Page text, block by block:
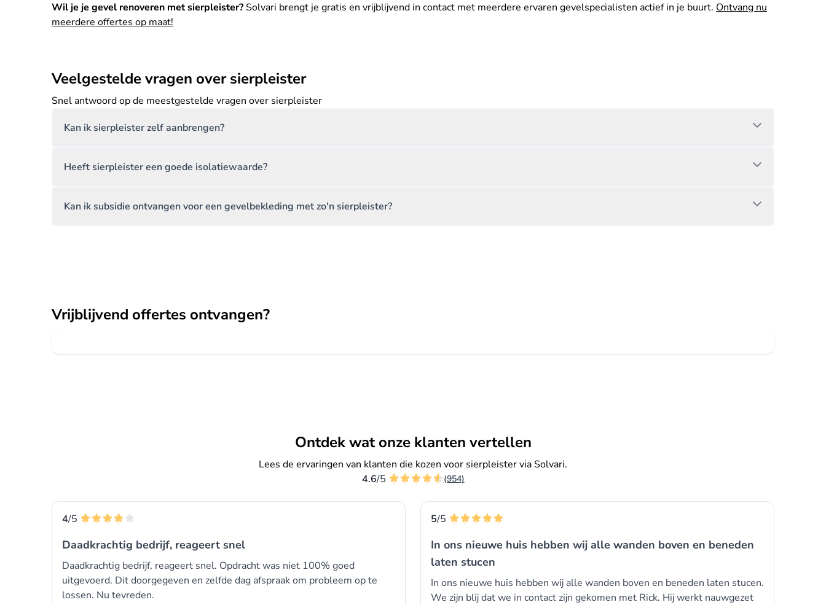
Wil je je gevel renoveren met sierpleister? Solvari brengt je gratis en vrijblijvend in contact met meerdere ervaren gevelspecialisten actief in je buurt. Ontvang nu
meerdere offertes op maat!
Veelgestelde vragen over sierpleister
Snel antwoord op de meestgestelde vragen over sierpleister
Kan ik sierpleister zelf aanbrengen?
Heeft sierpleister een goede isolatiewaarde?
Kan ik subsidie ontvangen voor een gevelbekleding met zo'n sierpleister?
Vrijblijvend offertes ontvangen?
Ontdek wat onze klanten vertellen
Lees de ervaringen van klanten die kozen voor sierpleister via Solvari.
4.6/5 (954)
4/5
Daadkrachtig bedrijf, reageert snel
Daadkrachtig bedrijf, reageert snel. Opdracht was niet 100% goed
uitgevoerd. Dit doorgegeven en zelfde dag afspraak om probleem op te
lossen. Nu tevreden.
5/5
In ons nieuwe huis hebben wij alle wanden boven en beneden
laten stucen
In ons nieuwe huis hebben wij alle wanden boven en beneden laten stucen.
We zijn blij dat we in contact zijn gekomen met Rick. Hij werkt nauwgezet